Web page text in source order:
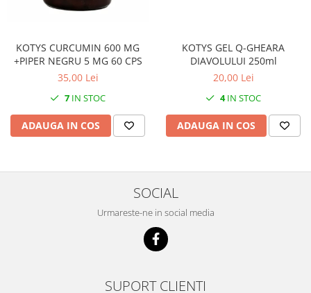
KOTYS CURCUMIN 600 MG
+PIPER NEGRU 5 MG 60 CPS
35,00 Lei
7 IN STOC
ADAUGA IN COS
KOTYS GEL Q-GHEARA
DIAVOLULUI 250ml
20,00 Lei
4IN STOC
ADAUGA IN COS
SOCIAL
Urmareste-ne in social media
SUPORT CLIENTI